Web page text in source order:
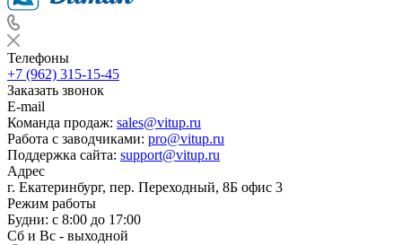
Телефоны
+7 (962) 315-15-45
Заказать звонок
E-mail
Команда продаж: sales@vitup.ru
Работа с заводчиками: pro@vitup.ru
Поддержка сайта: support@vitup.ru
Адрес
г. Екатеринбург, пер. Переходный, 8Б офис 3
Режим работы
Будни: с 8:00 до 17:00
Сб и Вс - выходной